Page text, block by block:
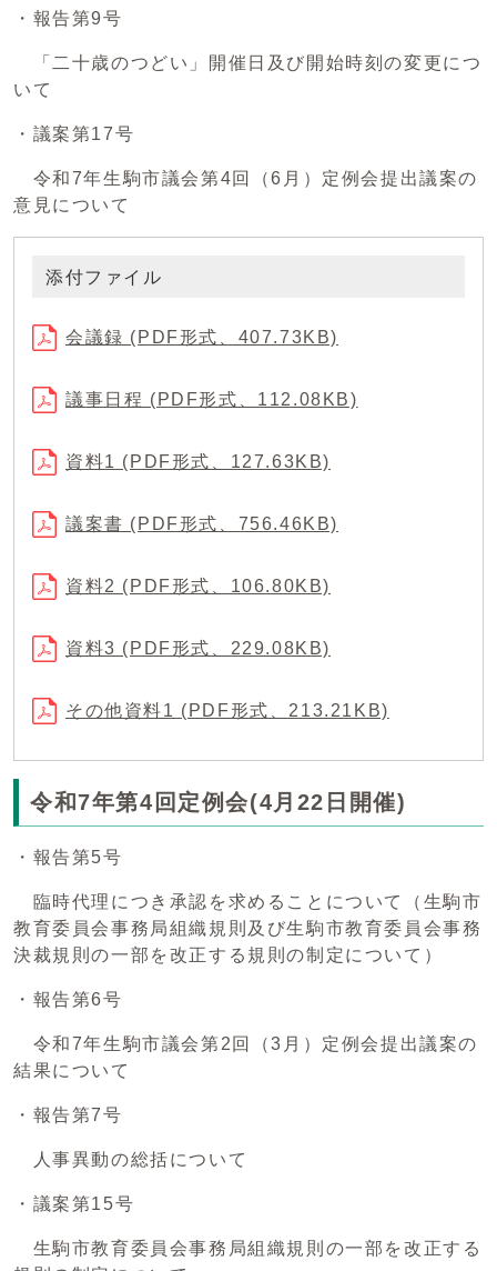
・報告第9号
「二十歳のつどい」開催日及び開始時刻の変更につ
いて
・議案第17号
令和7年生駒市議会第4回（6月）定例会提出議案の
意見について
添付ファイル
会議録 (PDF形式、407.73KB)
議事日程 (PDF形式、112.08KB)
資料1 (PDF形式、127.63KB)
議案書 (PDF形式、756.46KB)
資料2 (PDF形式、106.80KB)
資料3 (PDF形式、229.08KB)
その他資料1 (PDF形式、213.21KB)
令和7年第4回定例会(4月22日開催)
・報告第5号
臨時代理につき承認を求めることについて（生駒市
教育委員会事務局組織規則及び生駒市教育委員会事務
決裁規則の一部を改正する規則の制定について）
・報告第6号
令和7年生駒市議会第2回（3月）定例会提出議案の
結果について
・報告第7号
人事異動の総括について
・議案第15号
生駒市教育委員会事務局組織規則の一部を改正する